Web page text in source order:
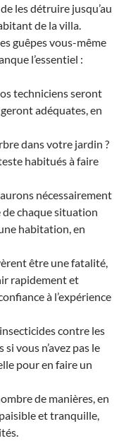
les détruire jusqu’au
de la villa.
guêpes vous-même
l’essentiel :
techniciens seront
adéquates, en
dans votre jardin ?
habitués à faire
nécessairement
chaque situation
habitation, en
être une fatalité,
rapidement et
à l’expérience
contre les
vous n’avez pas le
pour en faire un
de manières, en
et tranquille,